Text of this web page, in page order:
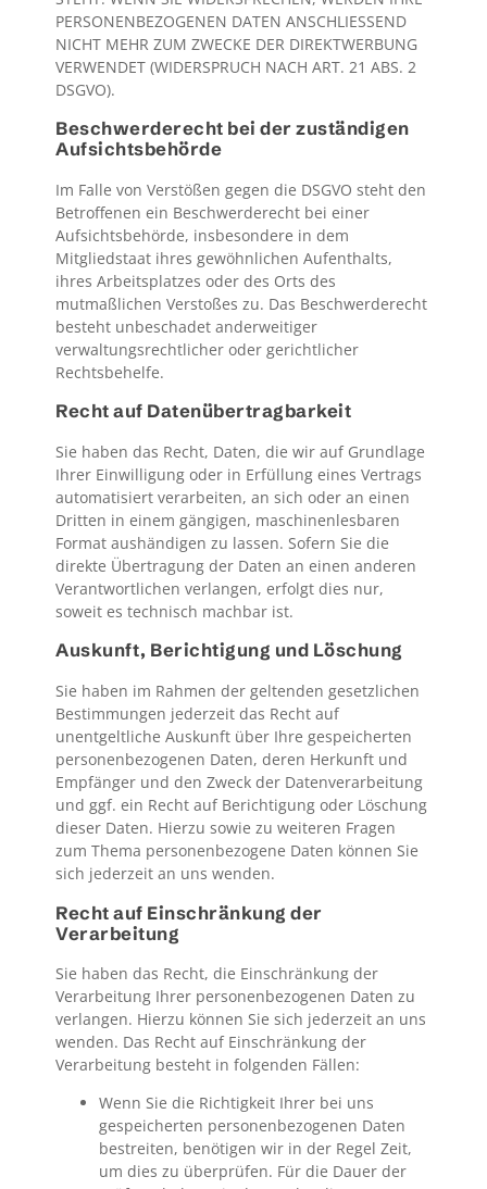
PERSONENBEZOGENEN DATEN ANSCHLIESSEND
NICHT MEHR ZUM ZWECKE DER DIREKTWERBUNG
VERWENDET (WIDERSPRUCH NACH ART. 21 ABS. 2
DSGVO).
Beschwerde­recht bei der zuständigen
Aufsichts­behörde
Im Falle von Verstößen gegen die DSGVO steht den
Betroffenen ein Beschwerderecht bei einer
Aufsichtsbehörde, insbesondere in dem
Mitgliedstaat ihres gewöhnlichen Aufenthalts,
ihres Arbeitsplatzes oder des Orts des
mutmaßlichen Verstoßes zu. Das Beschwerderecht
besteht unbeschadet anderweitiger
verwaltungsrechtlicher oder gerichtlicher
Rechtsbehelfe.
Recht auf Daten­übertrag­barkeit
Sie haben das Recht, Daten, die wir auf Grundlage
Ihrer Einwilligung oder in Erfüllung eines Vertrags
automatisiert verarbeiten, an sich oder an einen
Dritten in einem gängigen, maschinenlesbaren
Format aushändigen zu lassen. Sofern Sie die
direkte Übertragung der Daten an einen anderen
Verantwortlichen verlangen, erfolgt dies nur,
soweit es technisch machbar ist.
Auskunft, Berichtigung und Löschung
Sie haben im Rahmen der geltenden gesetzlichen
Bestimmungen jederzeit das Recht auf
unentgeltliche Auskunft über Ihre gespeicherten
personenbezogenen Daten, deren Herkunft und
Empfänger und den Zweck der Datenverarbeitung
und ggf. ein Recht auf Berichtigung oder Löschung
dieser Daten. Hierzu sowie zu weiteren Fragen
zum Thema personenbezogene Daten können Sie
sich jederzeit an uns wenden.
Recht auf Einschränkung der
Verarbeitung
Sie haben das Recht, die Einschränkung der
Verarbeitung Ihrer personenbezogenen Daten zu
verlangen. Hierzu können Sie sich jederzeit an uns
wenden. Das Recht auf Einschränkung der
Verarbeitung besteht in folgenden Fällen:
Wenn Sie die Richtigkeit Ihrer bei uns
gespeicherten personenbezogenen Daten
bestreiten, benötigen wir in der Regel Zeit,
um dies zu überprüfen. Für die Dauer der